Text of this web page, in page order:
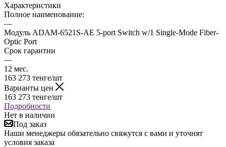
Характеристики
Полное наименование:
—
Модуль ADAM-6521S-AE 5-port Switch w/1 Single-Mode Fiber-
Optic Port
Срок гарантии
—
12 мес.
163 273 тенге/шт
Варианты цен
163 273 тенге/шт
Подробности
Нет в наличии
Под заказ
Наши менеджеры обязательно свяжутся с вами и уточнят
условия заказа